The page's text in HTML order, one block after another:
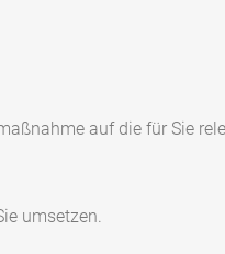
auf die für Sie
umsetzen.